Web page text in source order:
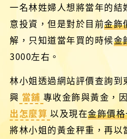
一名林姓婦人想將當年的結
意投資，但是對於目前金飾
解，只知道當年買的時候金
3000左右。
林小姐透過網站評價查詢到
興 當舖 專收金飾與黃金，
出怎麼算 以及現在金飾價
將林小姐的黃金秤重，再